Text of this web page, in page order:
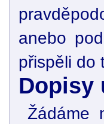
anebo
přispěli do
Dopisy
Žádáme